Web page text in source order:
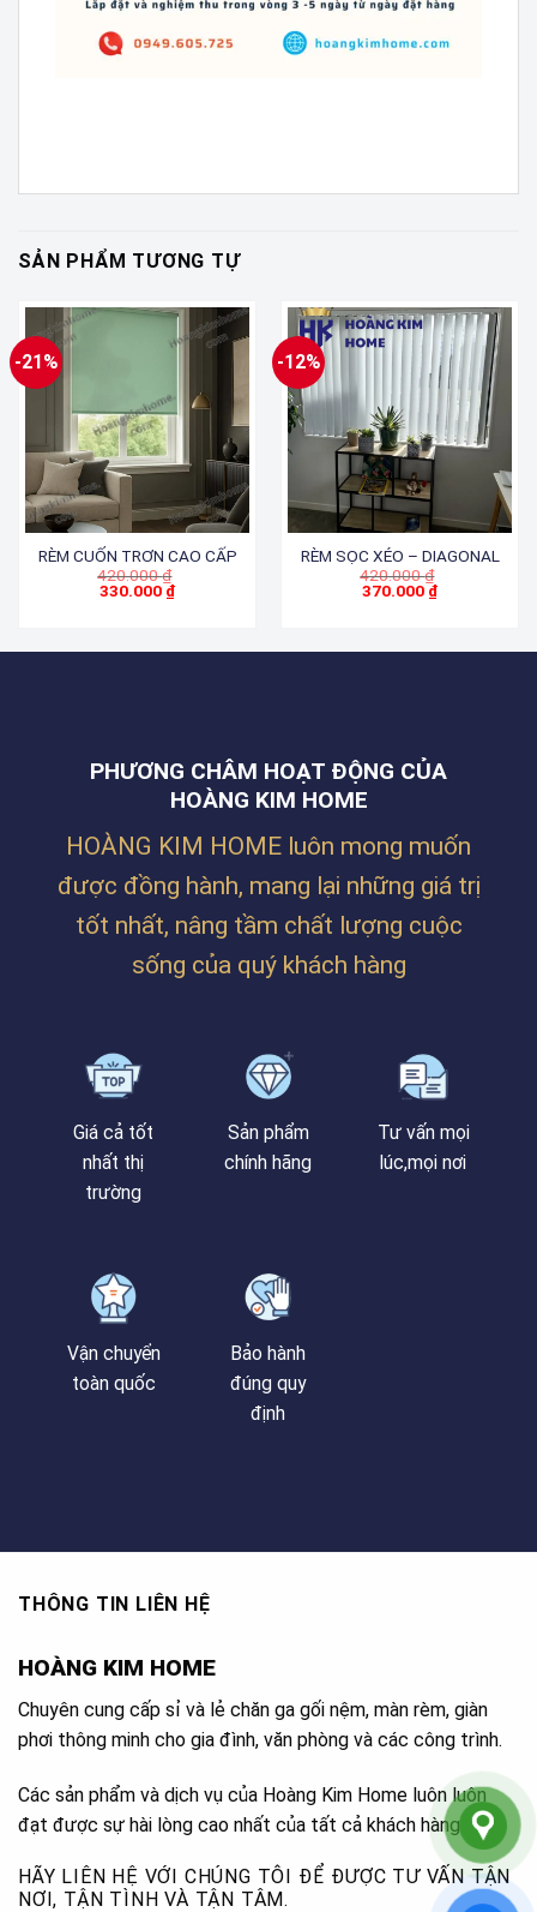
SẢN PHẨM TƯƠNG TỰ
-21%
RÈM CUỐN TRƠN CAO CẤP
420.000₫
330.000 ₫
là:
-12%
RÈM SỌC XÉO – DIAGONAL
420.000₫
370.000 ₫
là:
PHƯƠNG CHÂM HOẠT ĐỘNG CỦA
HOÀNG KIM HOME
HOÀNG KIM HOME luôn mong muốn
được đồng hành, mang lại những giá trị
tốt nhất, nâng tầm chất lượng cuộc
sống của quý khách hàng
Giá cả tốt
nhất thị
trường
Sản phẩm
chính hãng
Tư vấn mọi
lúc,mọi nơi
Vận chuyển
toàn quốc
Bảo hành
đúng quy
định
THÔNG TIN LIÊN HỆ
HOÀNG KIM HOME
Chuyên cung cấp sỉ và lẻ chăn ga gối nệm, màn rèm, giàn
phơi thông minh cho gia đình, văn phòng và các công trình.
Các sản phẩm và dịch vụ của Hoàng Kim Home luôn luôn
đạt được sự hài lòng cao nhất của tất cả khách hàng.
HÃY LIÊN HỆ VỚI CHÚNG TÔI ĐỂ ĐƯỢC TƯ VẤN TẬN
NƠI, TẬN TÌNH VÀ TẬN TÂM.